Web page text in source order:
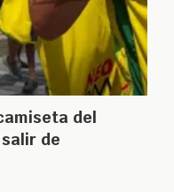
del
de